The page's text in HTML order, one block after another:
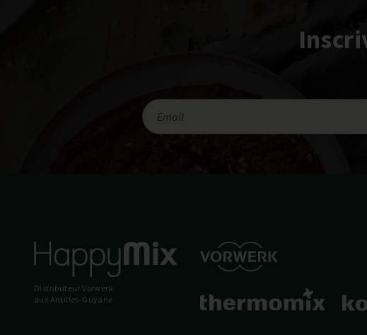
Distributeur Vorwerk
aux Antilles-Guyane